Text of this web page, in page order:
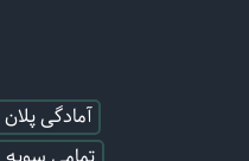
آمادگی